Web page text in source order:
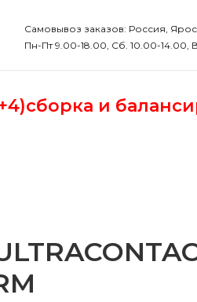
Самовывоз заказов: Россия,
Пн-Пт 9.00-18.00, Сб. 10.00-14.00,
и